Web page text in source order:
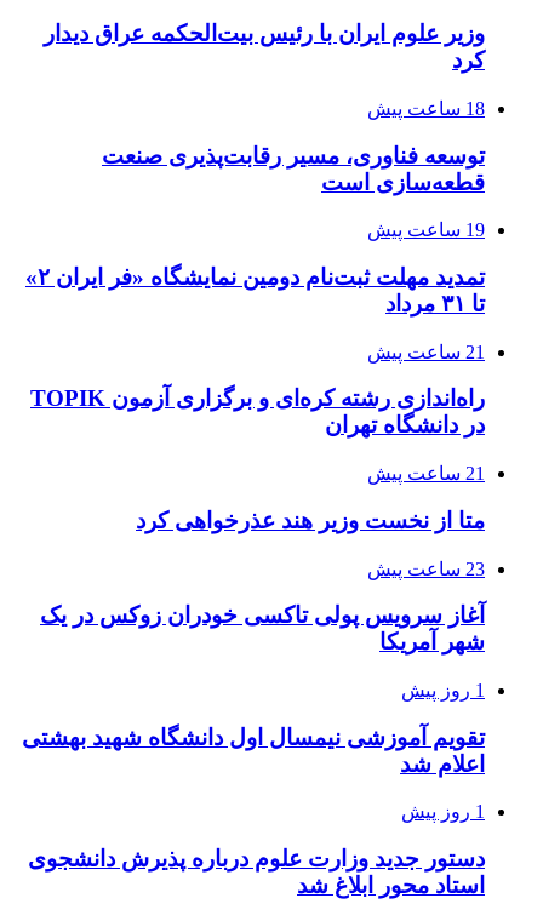
وزیر علوم ایران با رئیس بیت‌الحکمه عراق دیدار
کرد
18 ساعت پیش
توسعه فناوری، مسیر رقابت‌پذیری صنعت
قطعه‌سازی است
19 ساعت پیش
تمدید مهلت ثبت‌نام دومین نمایشگاه «فر ایران ۲»
تا ۳۱ مرداد
21 ساعت پیش
راه‌اندازی رشته کره‌ای و برگزاری آزمون TOPIK
در دانشگاه تهران
21 ساعت پیش
متا از نخست وزیر هند عذرخواهی کرد
23 ساعت پیش
آغاز سرویس پولی تاکسی خودران زوکس در یک
شهر آمریکا
1 روز پیش
تقویم آموزشی نیمسال اول دانشگاه شهید بهشتی
اعلام شد
1 روز پیش
دستور جدید وزارت علوم درباره پذیرش دانشجوی
استاد محور ابلاغ شد